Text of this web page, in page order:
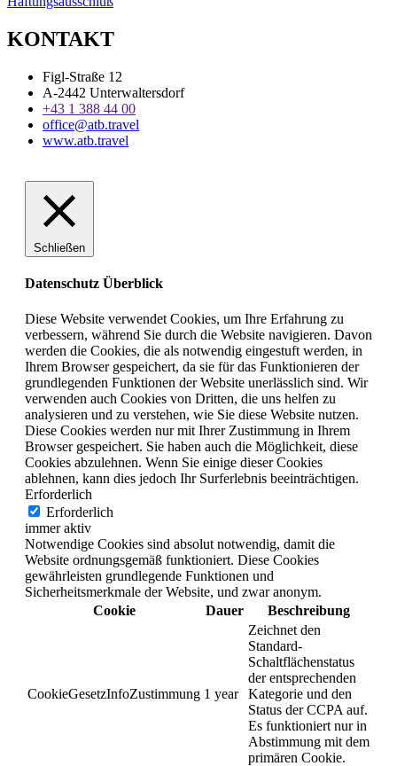
KONTAKT
Figl-Straße 12
A-2442 Unterwaltersdorf
+43 1 388 44 00
office@atb.travel
www.atb.travel
Schließen
Datenschutz Überblick
Diese Website verwendet Cookies, um Ihre Erfahrung zu
verbessern, während Sie durch die Website navigieren. Davon
werden die Cookies, die als notwendig eingestuft werden, in
Ihrem Browser gespeichert, da sie für das Funktionieren der
grundlegenden Funktionen der Website unerlässlich sind. Wir
verwenden auch Cookies von Dritten, die uns helfen zu
analysieren und zu verstehen, wie Sie diese Website nutzen.
Diese Cookies werden nur mit Ihrer Zustimmung in Ihrem
Browser gespeichert. Sie haben auch die Möglichkeit, diese
Cookies abzulehnen. Wenn Sie einige dieser Cookies
ablehnen, kann dies jedoch Ihr Surferlebnis beeinträchtigen.
Erforderlich
Erforderlich
immer aktiv
Notwendige Cookies sind absolut notwendig, damit die
Website ordnungsgemäß funktioniert. Diese Cookies
gewährleisten grundlegende Funktionen und
Sicherheitsmerkmale der Website, und zwar anonym.
Cookie
Dauer Beschreibung
CookieGesetzInfoZustimmung 1 year
Zeichnet den
Standard-
Schaltflächenstatus
der entsprechenden
Kategorie und den
Status der CCPA auf.
Es funktioniert nur in
Abstimmung mit dem
primären Cookie.